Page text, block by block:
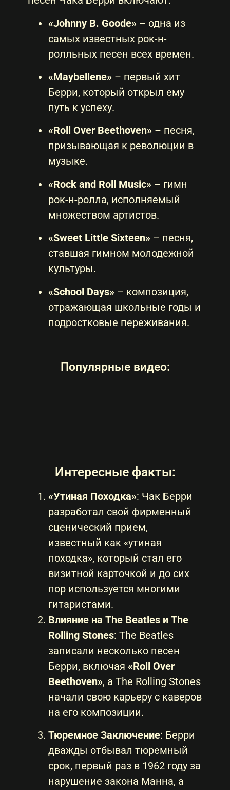
«Johnny B. Goode» – одна из
самых известных рок-н-
ролльных песен всех времен.
«Maybellene» – первый хит
Берри, который открыл ему
путь к успеху.
«Roll Over Beethoven» – песня,
призывающая к революции в
музыке.
«Rock and Roll Music» – гимн
рок-н-ролла, исполняемый
множеством артистов.
«Sweet Little Sixteen» – песня,
ставшая гимном молодежной
культуры.
«School Days» – композиция,
отражающая школьные годы и
подростковые переживания.
Популярные видео:
Интересные факты:
«Утиная Походка»: Чак Берри
разработал свой фирменный
сценический прием,
известный как «утиная
походка», который стал его
визитной карточкой и до сих
пор используется многими
гитаристами.
Влияние на The Beatles и The
Rolling Stones: The Beatles
записали несколько песен
Берри, включая «Roll Over
Beethoven», а The Rolling Stones
начали свою карьеру с каверов
на его композиции.
Тюремное Заключение: Берри
дважды отбывал тюремный
срок, первый раз в 1962 году за
нарушение закона Манна, а